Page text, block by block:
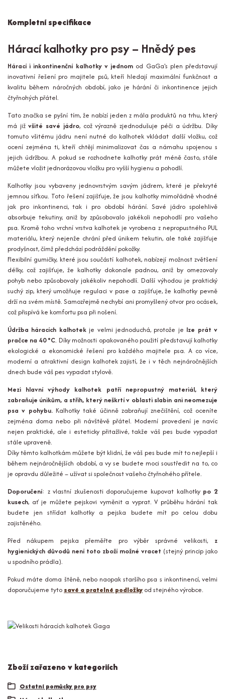
Kompletní specifikace
Hárací kalhotky pro psy – Hnědý pes
Hárací i inkontinenční kalhotky v jednom od GaGa's plen představují
inovativní řešení pro majitele psů, kteří hledají maximální funkčnost a
kvalitu během náročných období, jako je hárání či inkontinence jejich
čtyřnohých přátel.
Tato značka se pyšní tím, že nabízí jeden z mála produktů na trhu, který
má jižvšité savé jádro, což výrazně zjednodušuje péči a údržbu. Díky
tomuto všitému jádru není nutné do kalhotek vkládat další vložku, což
ocení zejména ti, kteří chtějí minimalizovat čas a námahu spojenou s
jejich údržbou. A pokud se rozhodnete kalhotky prát méně často, stále
můžete vložit jednorázovou vložku pro vyšší hygienu a pohodlí.
Kalhotky jsou vybaveny jednovrstvým savým jádrem, které je překryté
jemnou síťkou. Toto řešení zajišťuje, že jsou kalhotky mimořádně vhodné
jak pro inkontinenci, tak i pro období hárání. Savé jádro spolehlivě
absorbuje tekutiny, aniž by způsobovalo jakékoli nepohodlí pro vašeho
psa. Kromě toho vrchní vrstva kalhotek je vyrobena z nepropustného PUL
materiálu, který nejenže chrání před únikem tekutin, ale také zajišťuje
prodyšnost, čímž předchází podráždění pokožky.
Flexibilní gumičky, které jsou součástí kalhotek, nabízejí možnost zvětšení
délky, což zajišťuje, že kalhotky dokonale padnou, aniž by omezovaly
pohyb nebo způsobovaly jakékoliv nepohodlí. Další výhodou je praktický
suchý zip, který umožňuje regulaci v pase a zajišťuje, že kalhotky pevně
drží na svém místě. Samozřejmě nechybí ani promyšlený otvor pro ocásek,
což přispívá ke komfortu psa při nošení.
Údržba háracích kalhotekje velmi jednoduchá, protože je lze prát v
pračce na 40 °C. Díky možnosti opakovaného použití představují kalhotky
ekologické a ekonomické řešení pro každého majitele psa. A co více,
moderní a atraktivní design kalhotek zajistí, že i v těch nejnáročnějších
dnech bude váš pes vypadat stylově.
Mezi hlavní výhody kalhotek patří nepropustný materiál, který
zabraňuje únikům, a střih, který neškrtí v oblasti slabin ani neomezuje
psa v pohybu.Kalhotky také účinně zabraňují znečištění, což oceníte
zejména doma nebo při návštěvě přátel. Moderní provedení je navíc
nejen praktické, ale i esteticky přitažlivé, takže váš pes bude vypadat
stále upraveně.
Díky těmto kalhotkám můžete být klidní, že váš pes bude mít to nejlepší i
během nejnáročnějších období, a vy se budete moci soustředit na to, co
je opravdu důležité – užívat si společnost vašeho čtyřnohého přítele.
Doporučení: z vlastní zkušenosti doporučujeme kupovat kalhotky po 2
kusech, ať je můžete pejskovi vyměnit a vyprat. V průběhu hárání tak
budete jen střídat kalhotky a pejska budete mít po celou dobu
zajistěného.
Před nákupem pejska přeměřte pro výběr správné velikosti, z
hygienických důvodů není toto zboží možné vracet (stejný princip jako
u spodního prádla).
Pokud máte doma štěně, nebo naopak staršího psa s inkontinencí, velmi
doporučujeme tyto savé a pratelné podložky od stejného výrobce.
Zboží zařazeno v kategoriích
Ostatní pomůcky pro psy